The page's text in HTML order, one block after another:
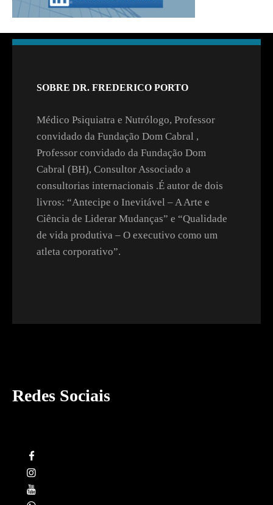
SOBRE DR. FREDERICO PORTO
Médico Psiquiatra e Nutrólogo, Professor
convidado da Fundação Dom Cabral ,
Professor convidado da Fundação Dom
Cabral (BH), Consultor Associado a
consultorias internacionais .É autor de dois
livros: “Antecipe o Inevitável – A Arte e
Ciência de Liderar Mudanças” e “Qualidade
de vida produtiva – O executivo como um
atleta corporativo”.
Redes Sociais